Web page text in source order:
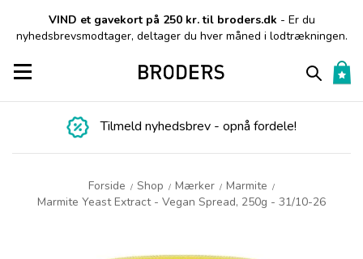
VIND et gavekort på 250 kr. til broders.dk - Er du
nyhedsbrevsmodtager, deltager du hver måned i lodtrækningen.
Toggle navigation
Tilmeld nyhedsbrev - opnå fordele!
Forside / Shop / Mærker / Marmite /
Marmite Yeast Extract - Vegan Spread, 250g - 31/10-26